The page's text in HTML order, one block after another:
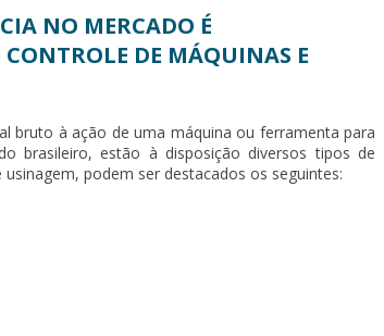
NO MERCADO É
DE MÁQUINAS E
bruto à ação de uma máquina ou ferramenta para
brasileiro, estão à disposição diversos tipos de
podem ser destacados os seguintes: